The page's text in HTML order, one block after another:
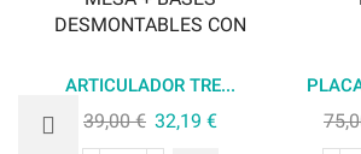
ARTICULADOR TRE...
39,00€ 32,19 €